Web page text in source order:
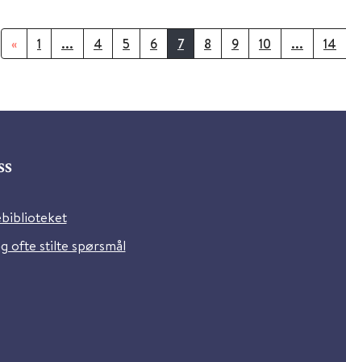
« 1 ... 4 5 6 7 8 9 10 ... 14
ofte stilte spørsmål